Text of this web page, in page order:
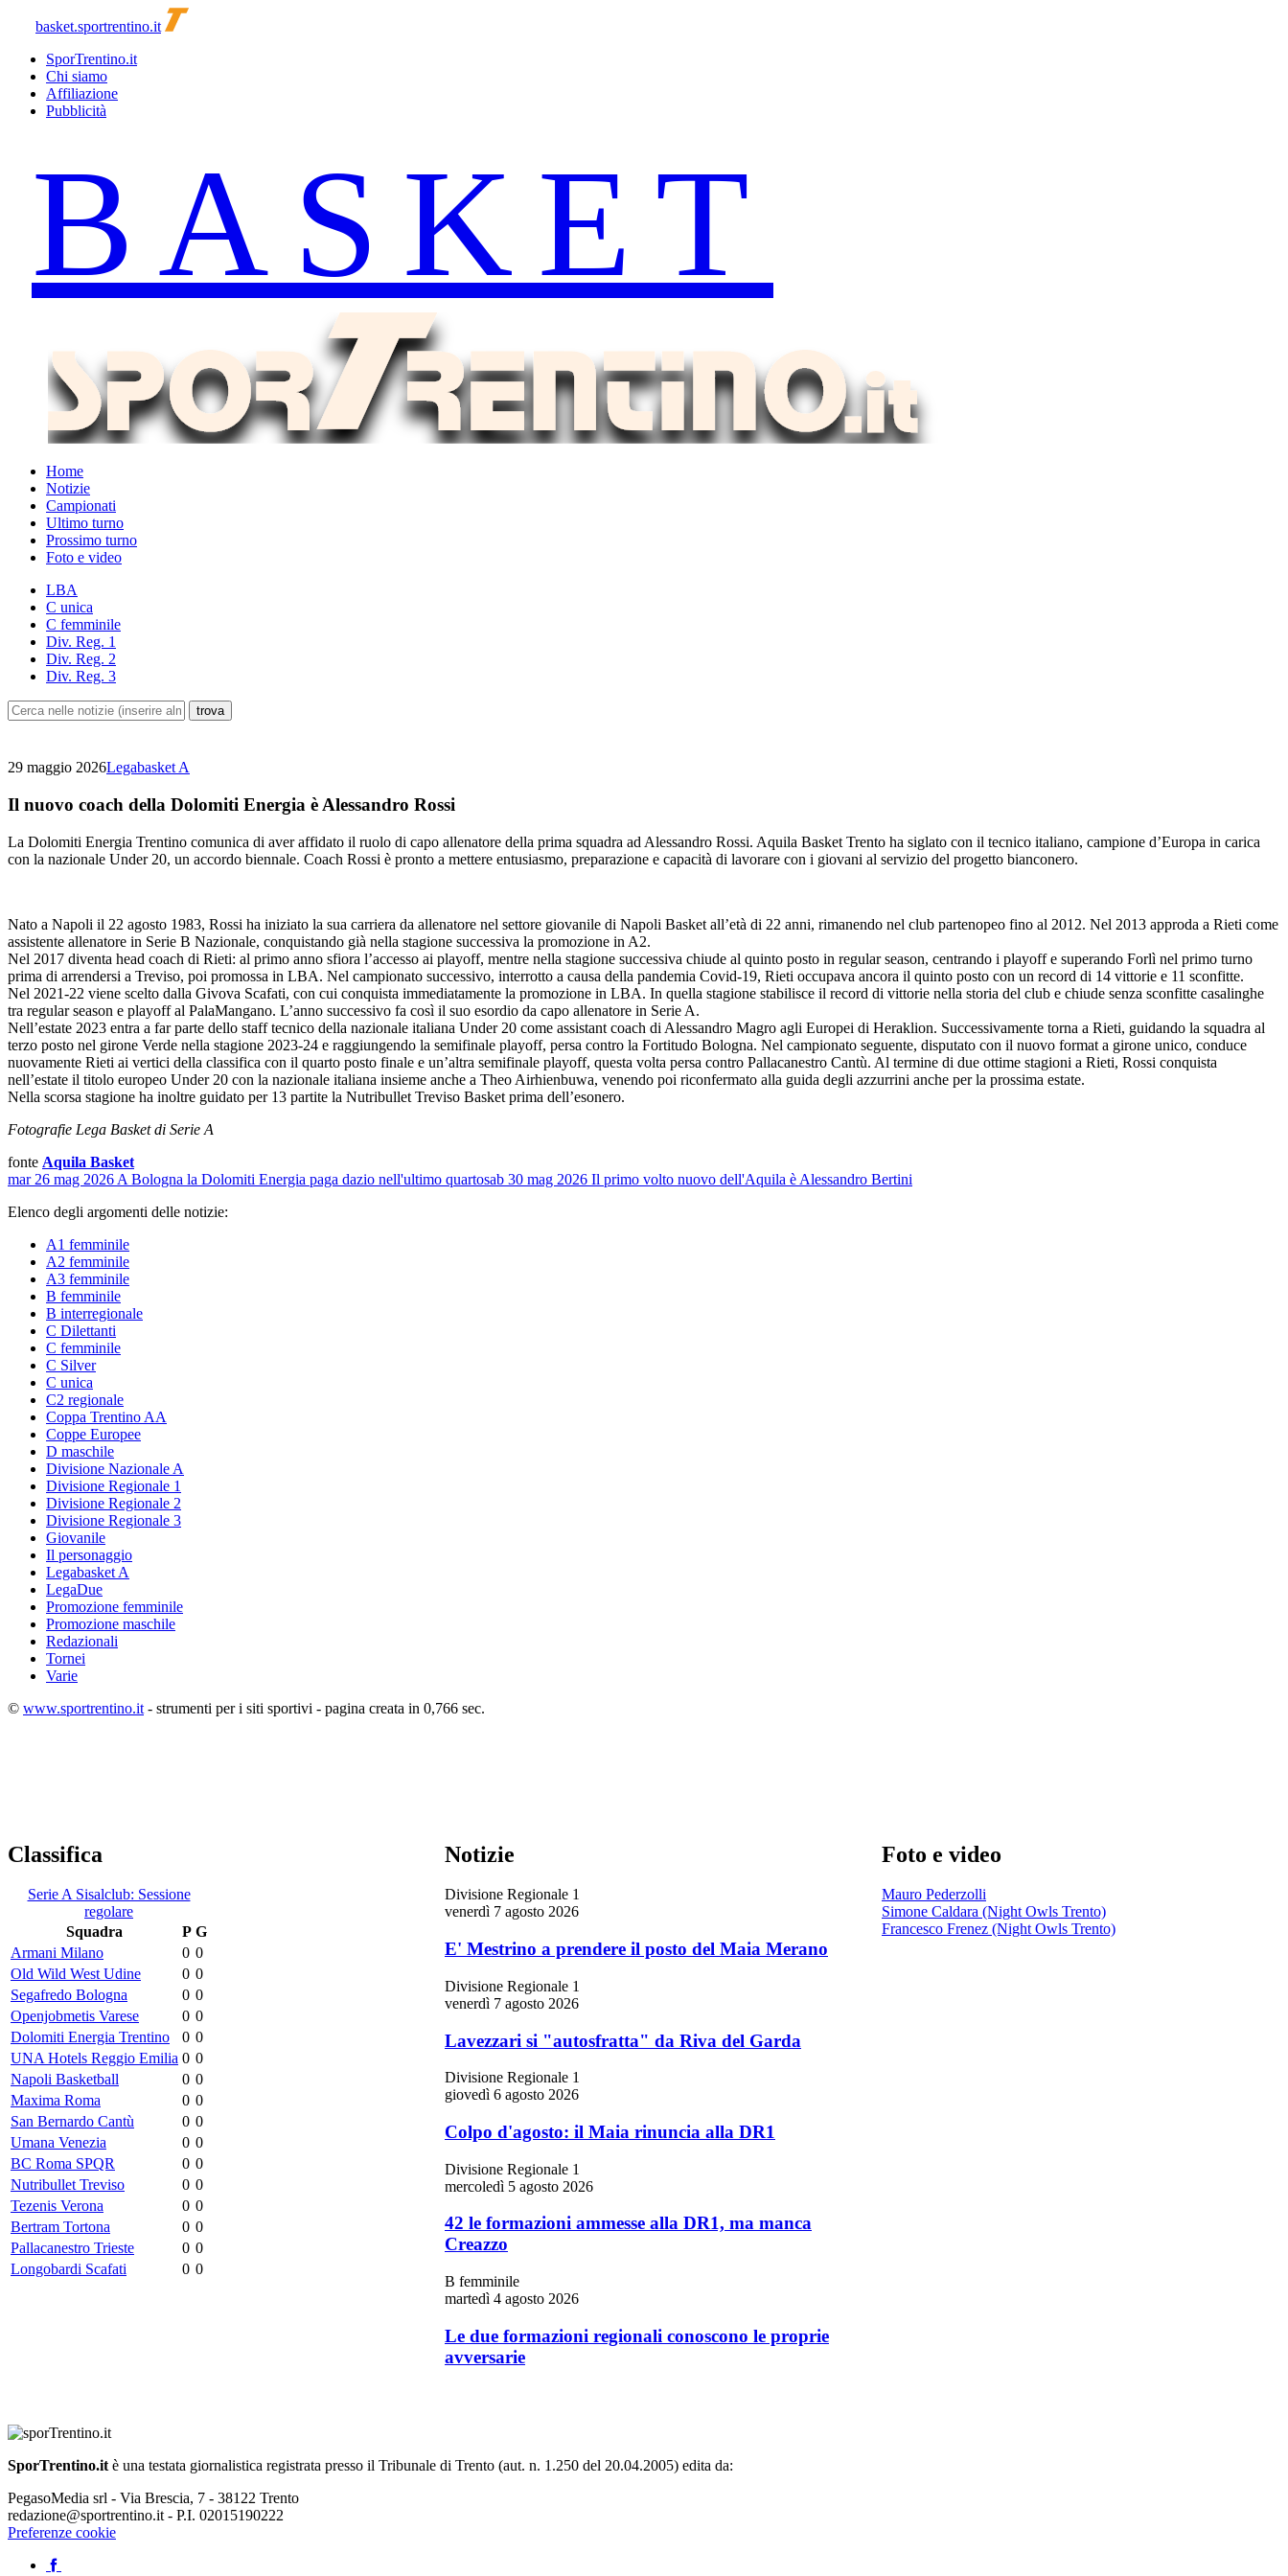
basket.sportrentino.it
SporTrentino.it
Chi siamo
Affiliazione
Pubblicità
Home
Notizie
Campionati
Ultimo turno
Prossimo turno
Foto e video
LBA
C unica
C femminile
Div. Reg. 1
Div. Reg. 2
Div. Reg. 3
29 maggio 2026Legabasket A
Il nuovo coach della Dolomiti Energia è Alessandro Rossi
La Dolomiti Energia Trentino comunica di aver affidato il ruolo di capo allenatore della prima squadra ad Alessandro Rossi. Aquila Basket Trento ha siglato con il tecnico italiano, campione d’Europa in carica
con la nazionale Under 20, un accordo biennale. Coach Rossi è pronto a mettere entusiasmo, preparazione e capacità di lavorare con i giovani al servizio del progetto bianconero.
Nato a Napoli il 22 agosto 1983, Rossi ha iniziato la sua carriera da allenatore nel settore giovanile di Napoli Basket all’età di 22 anni, rimanendo nel club partenopeo fino al 2012. Nel 2013 approda a Rieti come
assistente allenatore in Serie B Nazionale, conquistando già nella stagione successiva la promozione in A2.
Nel 2017 diventa head coach di Rieti: al primo anno sfiora l’accesso ai playoff, mentre nella stagione successiva chiude al quinto posto in regular season, centrando i playoff e superando Forlì nel primo turno
prima di arrendersi a Treviso, poi promossa in LBA. Nel campionato successivo, interrotto a causa della pandemia Covid-19, Rieti occupava ancora il quinto posto con un record di 14 vittorie e 11 sconfitte.
Nel 2021-22 viene scelto dalla Givova Scafati, con cui conquista immediatamente la promozione in LBA. In quella stagione stabilisce il record di vittorie nella storia del club e chiude senza sconfitte casalinghe
tra regular season e playoff al PalaMangano. L’anno successivo fa così il suo esordio da capo allenatore in Serie A.
Nell’estate 2023 entra a far parte dello staff tecnico della nazionale italiana Under 20 come assistant coach di Alessandro Magro agli Europei di Heraklion. Successivamente torna a Rieti, guidando la squadra al
terzo posto nel girone Verde nella stagione 2023-24 e raggiungendo la semifinale playoff, persa contro la Fortitudo Bologna. Nel campionato seguente, disputato con il nuovo format a girone unico, conduce
nuovamente Rieti ai vertici della classifica con il quarto posto finale e un’altra semifinale playoff, questa volta persa contro Pallacanestro Cantù. Al termine di due ottime stagioni a Rieti, Rossi conquista
nell’estate il titolo europeo Under 20 con la nazionale italiana insieme anche a Theo Airhienbuwa, venendo poi riconfermato alla guida degli azzurrini anche per la prossima estate.
Nella scorsa stagione ha inoltre guidato per 13 partite la Nutribullet Treviso Basket prima dell’esonero.
Fotografie Lega Basket di Serie A
fonte Aquila Basket
mar 26 mag 2026 A Bologna la Dolomiti Energia paga dazio nell'ultimo quartosab 30 mag 2026 Il primo volto nuovo dell'Aquila è Alessandro Bertini
Elenco degli argomenti delle notizie:
A1 femminile
A2 femminile
A3 femminile
B femminile
B interregionale
C Dilettanti
C femminile
C Silver
C unica
C2 regionale
Coppa Trentino AA
Coppe Europee
D maschile
Divisione Nazionale A
Divisione Regionale 1
Divisione Regionale 2
Divisione Regionale 3
Giovanile
Il personaggio
Legabasket A
LegaDue
Promozione femminile
Promozione maschile
Redazionali
Tornei
Varie
© www.sportrentino.it - strumenti per i siti sportivi - pagina creata in 0,766 sec.
Classifica
Serie A Sisalclub: Sessione
regolare
Squadra
P G
Armani Milano
0 0
Old Wild West Udine
0 0
Segafredo Bologna
0 0
Openjobmetis Varese
0 0
Dolomiti Energia Trentino
0 0
UNA Hotels Reggio Emilia 0 0
Napoli Basketball
0 0
Maxima Roma
0 0
San Bernardo Cantù
0 0
Umana Venezia
0 0
BC Roma SPQR
0 0
Nutribullet Treviso
0 0
Tezenis Verona
0 0
Bertram Tortona
0 0
Pallacanestro Trieste
0 0
Longobardi Scafati
0 0
Notizie
Divisione Regionale 1
venerdì 7 agosto 2026
E' Mestrino a prendere il posto del Maia Merano
Divisione Regionale 1
venerdì 7 agosto 2026
Lavezzari si "autosfratta" da Riva del Garda
Divisione Regionale 1
giovedì 6 agosto 2026
Colpo d'agosto: il Maia rinuncia alla DR1
Divisione Regionale 1
mercoledì 5 agosto 2026
42 le formazioni ammesse alla DR1, ma manca
Creazzo
B femminile
martedì 4 agosto 2026
Le due formazioni regionali conoscono le proprie
avversarie
Foto e video
Mauro Pederzolli
Simone Caldara (Night Owls Trento)
Francesco Frenez (Night Owls Trento)
SporTrentino.it è una testata giornalistica registrata presso il Tribunale di Trento (aut. n. 1.250 del 20.04.2005) edita da:
PegasoMedia srl - Via Brescia, 7 - 38122 Trento
redazione@sportrentino.it - P.I. 02015190222
Preferenze cookie